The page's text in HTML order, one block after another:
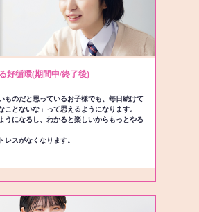
好循環(期間中/終了後)
ものだと思っているお子様でも、毎日続けて
ことないな」って思えるようになります。
うになるし、わかると楽しいからもっとやる
レスがなくなります。